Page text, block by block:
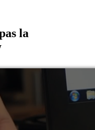
la